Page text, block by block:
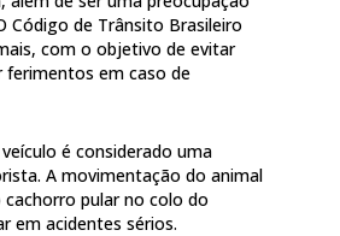
Código de Trânsito Brasileiro
com o objetivo de evitar
ferimentos em caso de
é considerado uma
A movimentação do animal
pular no colo do
em acidentes sérios.